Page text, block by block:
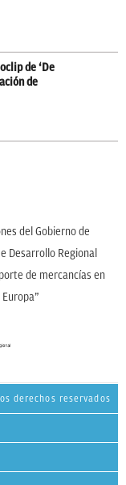
de ‘De
de
del Gobierno de
Desarrollo Regional
de mercancías en
derechos reservados